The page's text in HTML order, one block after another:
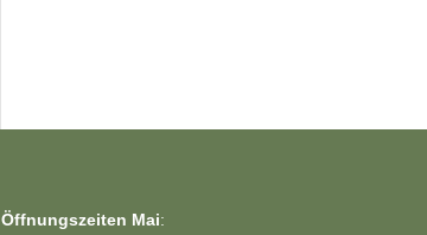
Öffnungszeiten Mai: